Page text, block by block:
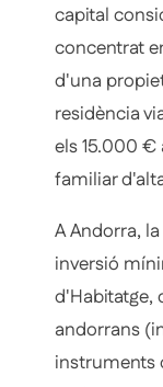
capital
concentrat
d'una
residència
els 15.000 €
familiar
A Andorra,
inversió
d'Habitatge,
andorrans
instruments